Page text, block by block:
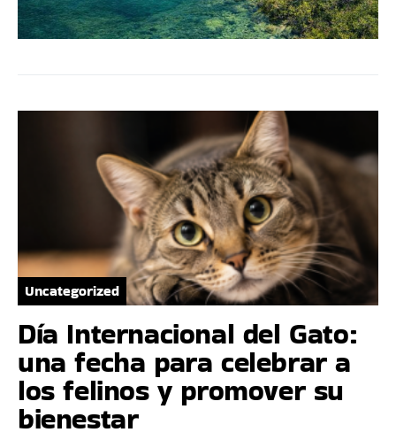
Uncategorized
Día Internacional del Gato:
una fecha para celebrar a
los felinos y promover su
bienestar